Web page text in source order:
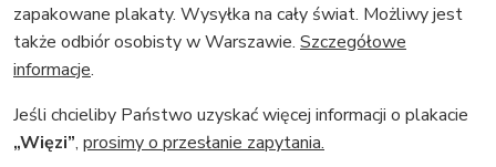
zapakowane plakaty. Wysyłka na cały świat. Możliwy jest
także odbiór osobisty w Warszawie. Szczegółowe
informacje.
Jeśli chcieliby Państwo uzyskać więcej informacji o plakacie
„Więzi”, prosimy o przesłanie zapytania.